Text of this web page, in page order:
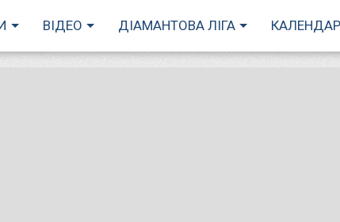
ВІДЕО ДІАМАНТОВА ЛІГА КАЛЕНДАР